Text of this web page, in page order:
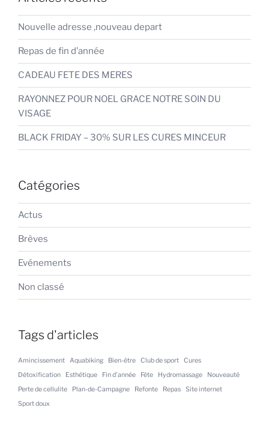
Nouvelle adresse ,nouveau depart
Repas de fin d’année
CADEAU FETE DES MERES
RAYONNEZ POUR NOEL GRACE NOTRE SOIN DU
VISAGE
BLACK FRIDAY – 30% SUR LES CURES MINCEUR
Catégories
Actus
Brèves
Evénements
Non classé
Tags d'articles
Amincissement Aquabiking Bien-être Club de sport
Cures
Détoxification
Esthétique Fin d'année Fête Hydromassage
Nouveauté
Perte de cellulite
Plan-de-Campagne Refonte Repas
Site internet
Sport doux